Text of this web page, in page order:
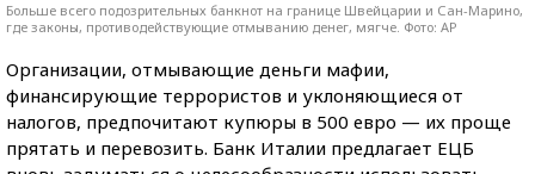
Больше всего подозрительных банкнот на границе Швейцарии и Сан-Марино,
где законы, противодействующие отмыванию денег, мягче. Фото: AP
Организации, отмывающие деньги мафии,
финансирующие террористов и уклоняющиеся от
налогов, предпочитают купюры в 500 евро — их проще
прятать и перевозить. Банк Италии предлагает ЕЦБ